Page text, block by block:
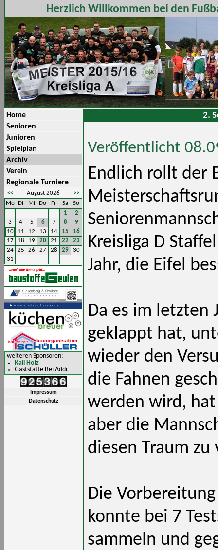
Herzlich Willkommen bei den
Home
Senioren
Junioren
Spielplan
Archiv
Verein
Regionale Turniere
<< >>
August 2026
Mo Di Mi Do Fr Sa
So
1
2
3
4 5 6 7 8
9
10
11 12 13 14 15
16
17
18 19 20 21 22
23
24
25 26 27 28 29
30
31
weiteren Sponsoren:
Kall Holz
Gaststätte Bei Addi
Impressum
Datenschutz
2.
Veröffentlicht
Endlich rollt der
Kreisliga D
Jahr, die Eifel
Da es im letzten
geklappt hat,
wieder den
die Fahnen
werden wird,
aber die
diesen Traum
Die
konnte bei 7
sammeln und